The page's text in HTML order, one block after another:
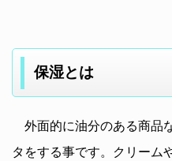
保湿とは
外面的に油分のある商品
タをする事です。クリーム